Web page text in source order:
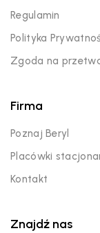
Regulamin
Polityka
Zgoda na
Firma
Poznaj Beryl
Placówki
Kontakt
Znajdź nas